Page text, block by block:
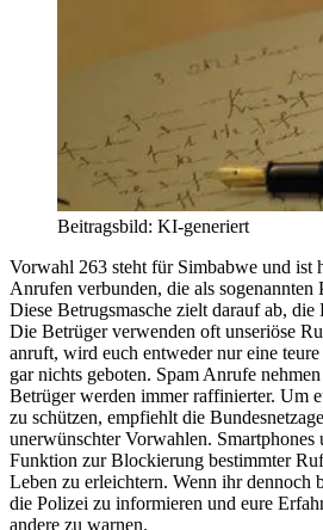
Beitragsbild: KI-generiert
Vorwahl 263 steht für Simbabwe und ist
Anrufen verbunden, die als sogenannten
Diese Betrugsmasche zielt darauf ab,
Die Betrüger verwenden oft unseriöse
anruft, wird euch entweder nur eine
gar nichts geboten. Spam Anrufe
Betrüger werden immer raffinierter. Um
zu schützen, empfiehlt die
unerwünschter Vorwahlen.
Funktion zur Blockierung bestimmter
Leben zu erleichtern. Wenn ihr dennoch
die Polizei zu informieren und eure
andere zu warnen.